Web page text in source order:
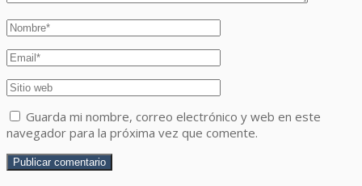
Guarda mi nombre, correo electrónico y web en este
navegador para la próxima vez que comente.